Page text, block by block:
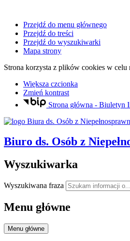
Przejdź do menu głównego
Przejdź do treści
Przejdź do wyszukiwarki
Mapa strony
Strona korzysta z plików cookies w celu
Większa czcionka
Zmień kontrast
Strona główna - Biuletyn
Biuro ds. Osób z
Wyszukiwarka
Wyszukiwana fraza
Menu główne
Menu główne